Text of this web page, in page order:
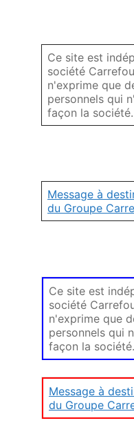
Ce site est
société
n'exprime que
personnels qui
façon la société.
Message à
du Groupe
Ce site est
société
n'exprime que
personnels qui
façon la société.
Message à
du Groupe